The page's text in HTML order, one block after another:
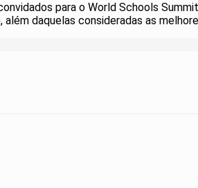
para o World Schools
daquelas consideradas as